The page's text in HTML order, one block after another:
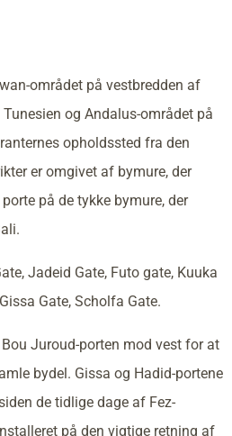
området på vestbredden af
og Andalus-området på
opholdssted fra den
er omgivet af bymure, der
på de tykke bymure, der
Jadeid Gate, Futo gate, Kuuka
Gate, Scholfa Gate.
Juroud-porten mod vest for at
bydel. Gissa og Hadid-portene
de tidlige dage af Fez-
på den vigtige retning af